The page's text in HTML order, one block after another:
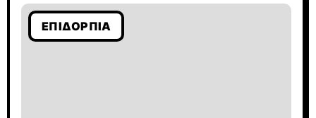
ΕΠΙΔΌΡΠΙΑ